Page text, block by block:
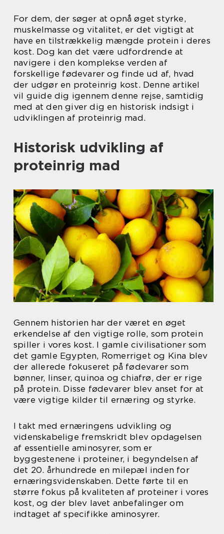
For dem, der søger at opnå øget styrke,
muskelmasse og vitalitet, er det vigtigt at
have en tilstrækkelig mængde protein i deres
kost. Dog kan det være udfordrende at
navigere i den komplekse verden af
forskellige fødevarer og finde ud af, hvad
der udgør en proteinrig kost. Denne artikel
vil guide dig igennem denne rejse, samtidig
med at den giver dig en historisk indsigt i
udviklingen af proteinrig mad.
Historisk udvikling af
proteinrig mad
Gennem historien har der været en øget
erkendelse af den vigtige rolle, som protein
spiller i vores kost. I gamle civilisationer som
det gamle Egypten, Romerriget og Kina blev
der allerede fokuseret på fødevarer som
bønner, linser, quinoa og chiafrø, der er rige
på protein. Disse fødevarer blev anset for at
være vigtige kilder til ernæring og styrke.
I takt med ernæringens udvikling og
videnskabelige fremskridt blev opdagelsen
af essentielle aminosyrer, som er
byggestenene i proteiner, i begyndelsen af
det 20. århundrede en milepæl inden for
ernæringsvidenskaben. Dette førte til en
større fokus på kvaliteten af proteiner i vores
kost, og der blev lavet anbefalinger om
indtaget af specifikke aminosyrer.